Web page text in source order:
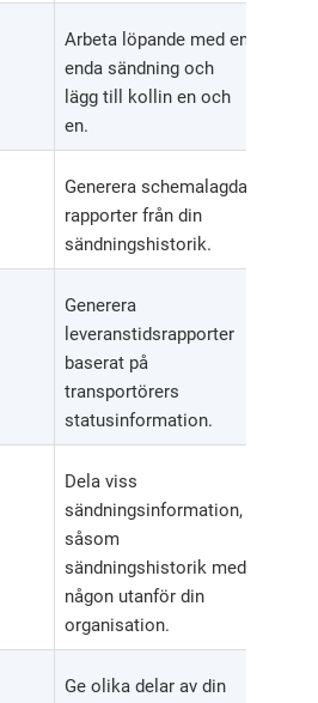
Arbeta löpande med en
enda sändning och
lägg till kollin en och
en.
Generera schemalagda
rapporter från din
sändningshistorik.
Generera
leveranstidsrapporter
baserat på
transportörers
statusinformation.
Dela viss
sändningsinformation,
såsom
sändningshistorik med
någon utanför din
organisation.
Ge olika delar av din